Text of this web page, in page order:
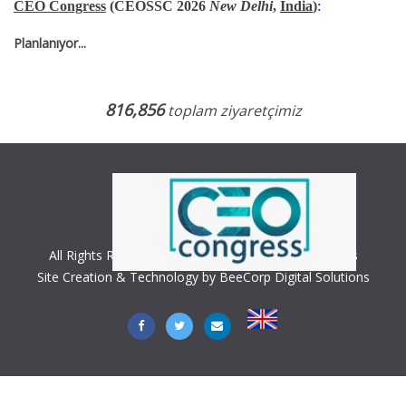
CEO Congress (CEOSSC 2026 New Delhi, India):
Planlanıyor...
816,856toplam ziyaretçimiz
All Rights Reserved. Copyright © 2018 CEO Congress
Site Creation & Technology by BeeCorp Digital Solutions